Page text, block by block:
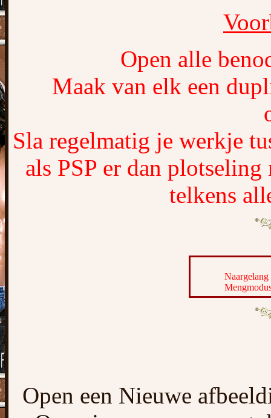
Open alle
Maak van elk een
Sla regelmatig je werkje
als PSP er dan
telkens
Open een Nieuwe